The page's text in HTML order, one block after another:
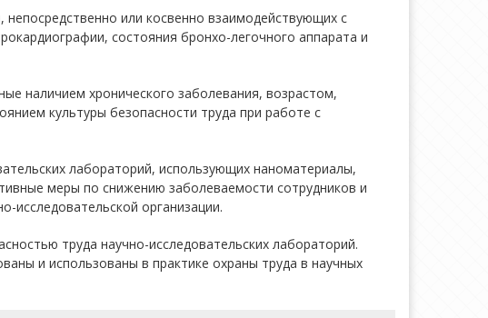
или косвенно взаимодействующих с
состояния бронхо-легочного аппарата и
наличием хронического заболевания, возрастом,
культуры безопасности труда при работе с
лабораторий, использующих наноматериалы,
меры по снижению заболеваемости сотрудников и
исследовательской организации.
труда научно-исследовательских лабораторий.
и использованы в практике охраны труда в научных